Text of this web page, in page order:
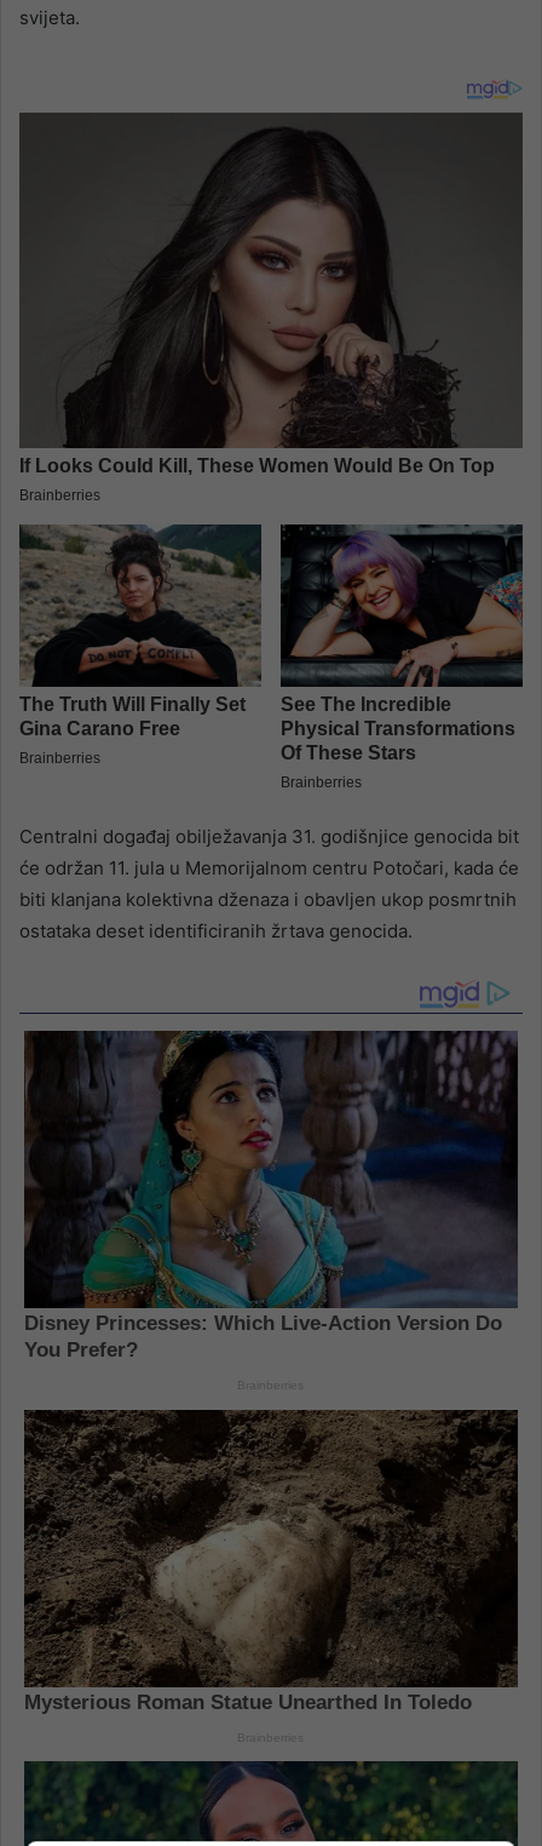
svijeta.
Centralni događaj obilježavanja 31. godišnjice genocida bit
će održan 11. jula u Memorijalnom centru Potočari, kada će
biti klanjana kolektivna dženaza i obavljen ukop posmrtnih
ostataka deset identificiranih žrtava genocida.